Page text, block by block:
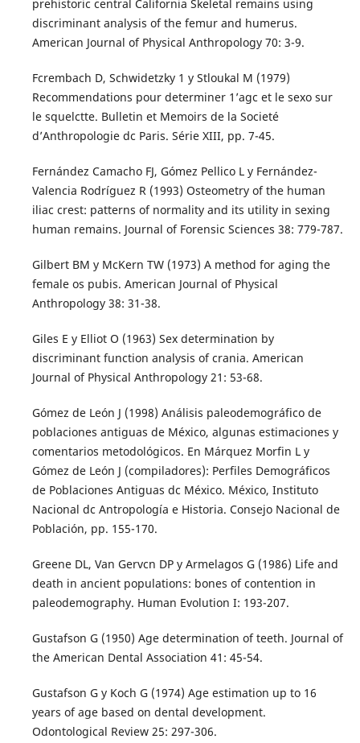
prehistoric central California Skeletal remains using
discriminant analysis of the femur and humerus.
American Journal of Physical Anthropology 70: 3-9.
Fcrembach D, Schwidetzky 1 y Stloukal M (1979)
Recommendations pour determiner 1’agc et le sexo sur
le squelctte. Bulletin et Memoirs de la Societé
d’Anthropologie dc Paris. Série XIII, pp. 7-45.
Fernández Camacho FJ, Gómez Pellico L y Fernández-
Valencia Rodríguez R (1993) Osteometry of the human
iliac crest: patterns of normality and its utility in sexing
human remains. Journal of Forensic Sciences 38: 779-787.
Gilbert BM y McKern TW (1973) A method for aging the
female os pubis. American Journal of Physical
Anthropology 38: 31-38.
Giles E y Elliot O (1963) Sex determination by
discriminant function analysis of crania. American
Journal of Physical Anthropology 21: 53-68.
Gómez de León J (1998) Análisis paleodemográfico de
poblaciones antiguas de México, algunas estimaciones y
comentarios metodológicos. En Márquez Morfin L y
Gómez de León J (compiladores): Perfiles Demográficos
de Poblaciones Antiguas dc México. México, Instituto
Nacional dc Antropología e Historia. Consejo Nacional de
Población, pp. 155-170.
Greene DL, Van Gervcn DP y Armelagos G (1986) Life and
death in ancient populations: bones of contention in
paleodemography. Human Evolution I: 193-207.
Gustafson G (1950) Age determination of teeth. Journal of
the American Dental Association 41: 45-54.
Gustafson G y Koch G (1974) Age estimation up to 16
years of age based on dental development.
Odontological Review 25: 297-306.